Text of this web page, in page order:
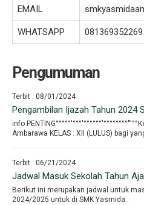
EMAIL
WHATSAPP 081369352269
Pengumuman
Terbit : 08/01/2024
Pengambilan Ijazah Tahun 2024
info
Ambarawa KELAS : XII (LULUS) bagi
Terbit : 06/21/2024
Jadwal Masuk Sekolah Tahun
Berikut ini merupakan jadwal untuk
2024/2025 untuk di SMK Yasmida..